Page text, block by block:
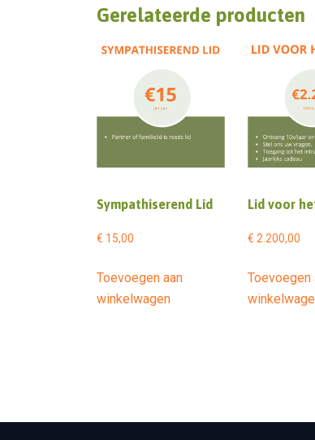
Gerelateerde producten
Sympathiserend Lid
€ 15,00
Toevoegen aan
winkelwagen
Lid voor
€ 2.200,00
Toevoegen